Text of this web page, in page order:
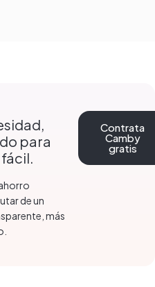
para
de un
más
Contrata
Camby
gratis